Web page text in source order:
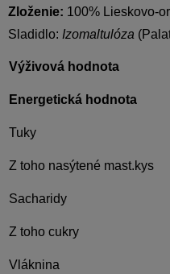
Zloženie: 100% Lieskovo-
Sladidlo: Izomaltulóza
Výživová hodnota
Energetická hodnota
Tuky
Z toho nasýtené mast.kys
Sacharidy
Z toho cukry
Vláknina